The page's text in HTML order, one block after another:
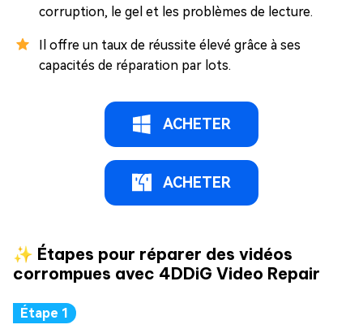
corruption, le gel et les problèmes de lecture.
Il offre un taux de réussite élevé grâce à ses
capacités de réparation par lots.
ACHETER
ACHETER
✨ Étapes pour réparer des vidéos
corrompues avec 4DDiG Video Repair